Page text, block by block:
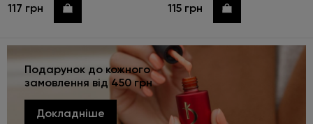
117 грн Купити 115 грн Купити
Подарунок до кожного
замовлення від 450 грн
Докладніше